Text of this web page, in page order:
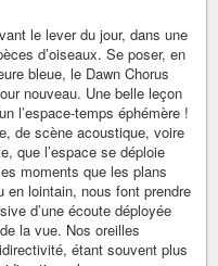
le lever du jour, dans une
d’oiseaux. Se poser, en
bleue, le Dawn Chorus
nouveau. Une belle leçon
l’espace-temps éphémère !
de scène acoustique, voire
que l’espace se déploie
moments que les plans
lointain, nous font prendre
d’une écoute déployée
la vue. Nos oreilles
étant souvent plus